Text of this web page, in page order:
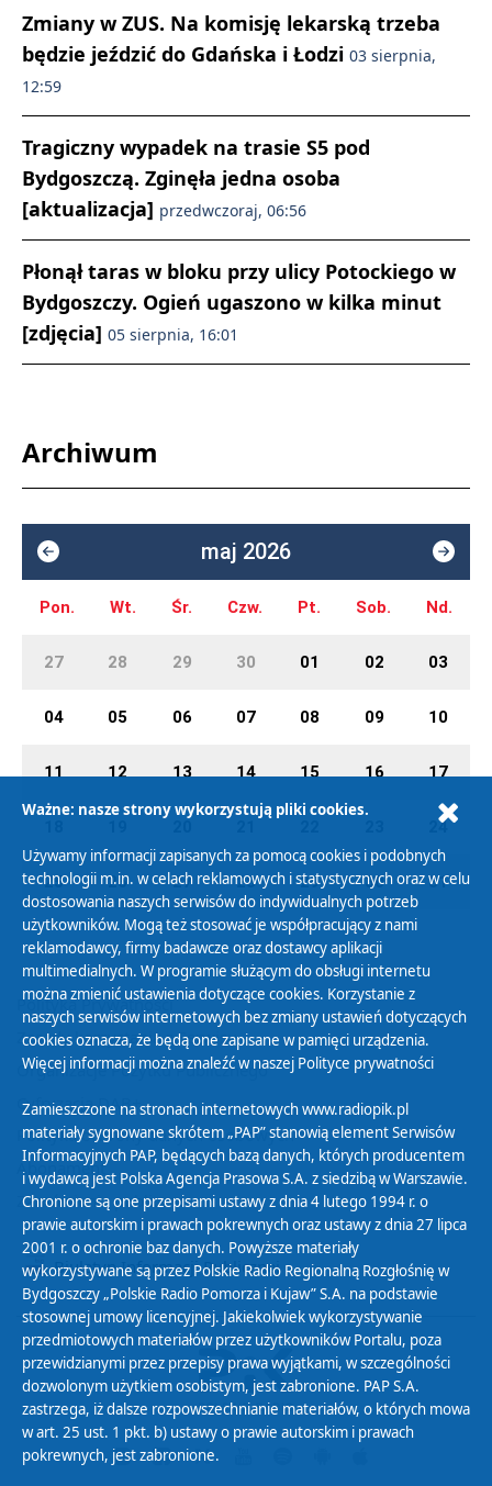
Zmiany w ZUS. Na komisję lekarską trzeba
będzie jeździć do Gdańska i Łodzi 03 sierpnia,
12:59
Tragiczny wypadek na trasie S5 pod
Bydgoszczą. Zginęła jedna osoba
[aktualizacja] przedwczoraj, 06:56
Płonął taras w bloku przy ulicy Potockiego w
Bydgoszczy. Ogień ugaszono w kilka minut
[zdjęcia] 05 sierpnia, 16:01
Archiwum
maj 2026
Pon. Wt. Śr. Czw. Pt. Sob. Nd.
27 28 29 30 01 02 03
04 05 06 07 08 09 10
11 12 13 14 15 16 17
24
25 26 27 28 29 30 31
Polityka Prywatności
Zasady korzystania z Serwisu
Organizacje Pożytku Publicznego
Cyfryzacja DAB+
Polityka ochrony danych osobowych
Abonament
Zamówienia publiczne
Biuletyn Informacji Publicznej
Ważne: nasze strony wykorzystują pliki cookies.
Używamy informacji zapisanych za pomocą cookies i podobnych
technologii m.in. w celach reklamowych i statystycznych oraz w celu
dostosowania naszych serwisów do indywidualnych potrzeb
użytkowników. Mogą też stosować je współpracujący z nami
reklamodawcy, firmy badawcze oraz dostawcy aplikacji
multimedialnych. W programie służącym do obsługi internetu
można zmienić ustawienia dotyczące cookies. Korzystanie z
naszych serwisów internetowych bez zmiany ustawień dotyczących
cookies oznacza, że będą one zapisane w pamięci urządzenia.
Więcej informacji można znaleźć w naszej Polityce prywatności
Zamieszczone na stronach internetowych www.radiopik.pl
materiały sygnowane skrótem „PAP” stanowią element Serwisów
Informacyjnych PAP, będących bazą danych, których producentem
i wydawcą jest Polska Agencja Prasowa S.A. z siedzibą w Warszawie.
Chronione są one przepisami ustawy z dnia 4 lutego 1994 r. o
prawie autorskim i prawach pokrewnych oraz ustawy z dnia 27 lipca
2001 r. o ochronie baz danych. Powyższe materiały
wykorzystywane są przez Polskie Radio Regionalną Rozgłośnię w
Bydgoszczy „Polskie Radio Pomorza i Kujaw” S.A. na podstawie
stosownej umowy licencyjnej. Jakiekolwiek wykorzystywanie
przedmiotowych materiałów przez użytkowników Portalu, poza
przewidzianymi przez przepisy prawa wyjątkami, w szczególności
dozwolonym użytkiem osobistym, jest zabronione. PAP S.A.
zastrzega, iż dalsze rozpowszechnianie materiałów, o których mowa
w art. 25 ust. 1 pkt. b) ustawy o prawie autorskim i prawach
pokrewnych, jest zabronione.